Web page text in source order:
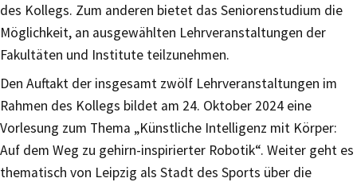
des Kollegs. Zum anderen bietet das Seniorenstudium die
Möglichkeit, an ausgewählten Lehrveranstaltungen der
Fakultäten und Institute teilzunehmen.
Den Auftakt der insgesamt zwölf Lehrveranstaltungen im
Rahmen des Kollegs bildet am 24. Oktober 2024 eine
Vorlesung zum Thema „Künstliche Intelligenz mit Körper:
Auf dem Weg zu gehirn-inspirierter Robotik“. Weiter geht es
thematisch von Leipzig als Stadt des Sports über die